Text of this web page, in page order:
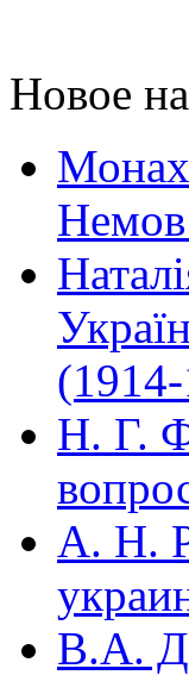
Новое
Монах
Н. Г.
А. Н.
В.А.